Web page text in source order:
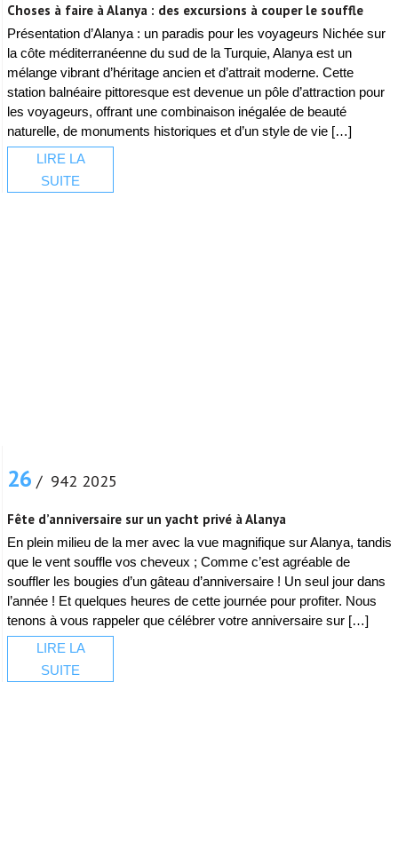
Choses à faire à Alanya : des excursions à couper le souffle
Présentation d’Alanya : un paradis pour les voyageurs Nichée sur
la côte méditerranéenne du sud de la Turquie, Alanya est un
mélange vibrant d’héritage ancien et d’attrait moderne. Cette
station balnéaire pittoresque est devenue un pôle d’attraction pour
les voyageurs, offrant une combinaison inégalée de beauté
naturelle, de monuments historiques et d’un style de vie […]
LIRE LA
SUITE
26 / 942 2025
Fête d’anniversaire sur un yacht privé à Alanya
En plein milieu de la mer avec la vue magnifique sur Alanya, tandis
que le vent souffle vos cheveux ; Comme c’est agréable de
souffler les bougies d’un gâteau d’anniversaire ! Un seul jour dans
l’année ! Et quelques heures de cette journée pour profiter. Nous
tenons à vous rappeler que célébrer votre anniversaire sur […]
LIRE LA
SUITE